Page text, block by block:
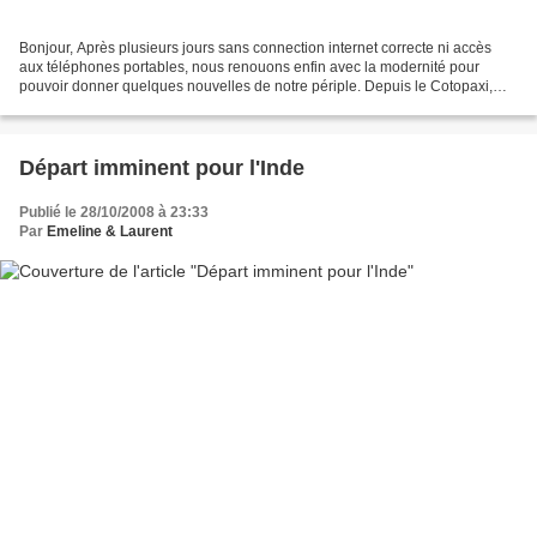
Bonjour, Après plusieurs jours sans connection internet correcte ni accès
aux téléphones portables, nous renouons enfin avec la modernité pour
pouvoir donner quelques nouvelles de notre périple. Depuis le Cotopaxi,
Départ imminent pour l'Inde
Publié le 28/10/2008 à 23:33
Par Emeline & Laurent